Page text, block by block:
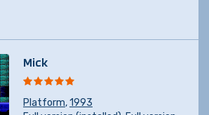
Mick
Platform,1993